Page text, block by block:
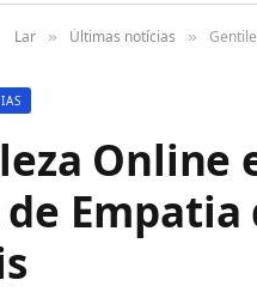
Lar » Últimas notícias »
Online